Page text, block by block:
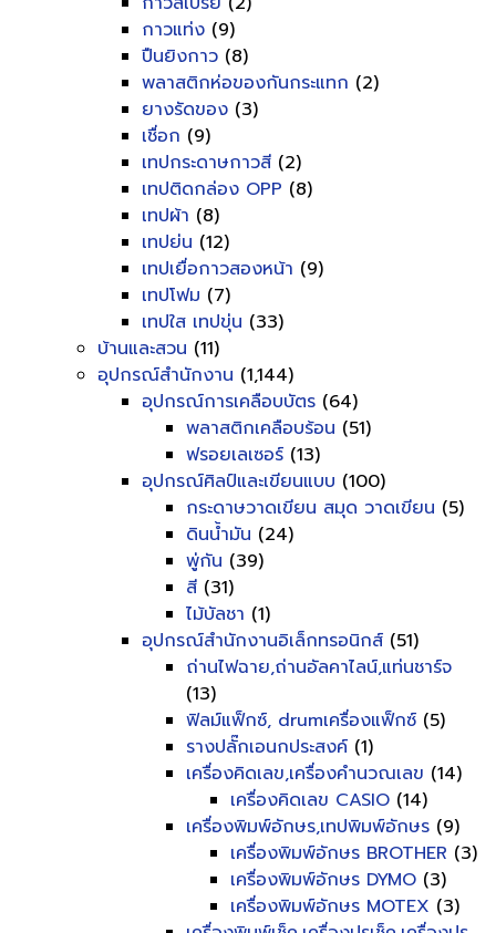
กาวแท่ง (9)
ปืนยิงกาว (8)
พลาสติกห่อของกันกระแทก (2)
ยางรัดของ (3)
เชื่อก (9)
เทปกระดาษกาวสี (2)
เทปติดกล่อง OPP (8)
เทปผ้า (8)
เทปย่น (12)
เทปเยื่อกาวสองหน้า (9)
เทปโฟม (7)
เทปใส เทปขุ่น (33)
บ้านและสวน (11)
อุปกรณ์สำนักงาน (1,144)
อุปกรณ์การเคลือบบัตร (64)
พลาสติกเคลือบร้อน (51)
ฟรอยเลเซอร์ (13)
อุปกรณ์ศิลป์และเขียนแบบ (100)
กระดาษวาดเขียน สมุด วาดเขียน (5)
ดินน้ำมัน (24)
พู่กัน (39)
สี (31)
ไม้บัลชา (1)
อุปกรณ์สำนักงานอิเล็กทรอนิกส์ (51)
ถ่านไฟฉาย,ถ่านอัลคาไลน์,แท่นชาร์จ
(13)
ฟิลม์แฟ็กซ์, drumเครื่องแฟ็กซ์ (5)
รางปลั๊กเอนกประสงค์ (1)
เครื่องคิดเลข,เครื่องคำนวณเลข (14)
เครื่องคิดเลข CASIO (14)
เครื่องพิมพ์อักษร,เทปพิมพ์อักษร (9)
เครื่องพิมพ์อักษร BROTHER (3)
เครื่องพิมพ์อักษร DYMO (3)
เครื่องพิมพ์อักษร MOTEX (3)